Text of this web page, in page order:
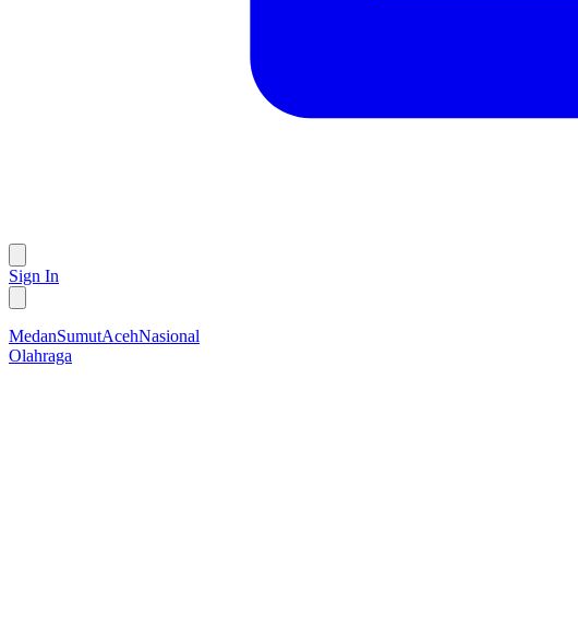
Sign In
MedanSumutAcehNasional
Olahraga